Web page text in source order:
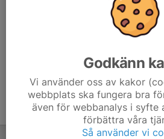
Godkänn
Vi använder oss av kakor
webbplats ska fungera bra
även för webbanalys i syfte
förbättra våra
Så använder vi